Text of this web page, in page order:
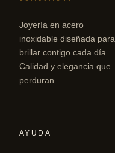
Joyería en acero
inoxidable diseñada para
brillar contigo cada día.
Calidad y elegancia que
perduran.
AYUDA